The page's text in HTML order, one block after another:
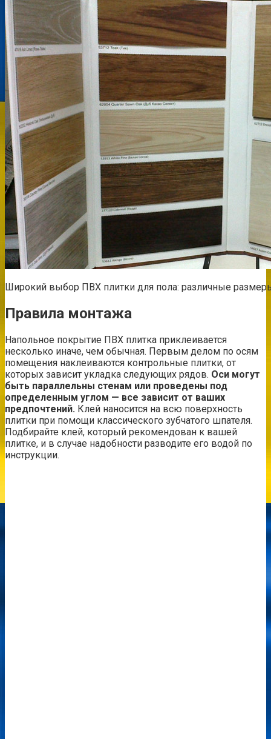
Широкий выбор ПВХ плитки для пола: различные
Правила монтажа
Напольное покрытие ПВХ плитка приклеивается
несколько иначе, чем обычная. Первым делом по осям
помещения наклеиваются контрольные плитки, от
которых зависит укладка следующих рядов. Оси могут
быть параллельны стенам или проведены под
определенным углом — все зависит от ваших
предпочтений. Клей наносится на всю поверхность
плитки при помощи классического зубчатого шпателя.
Подбирайте клей, который рекомендован к вашей
плитке, и в случае надобности разводите его водой по
инструкции.